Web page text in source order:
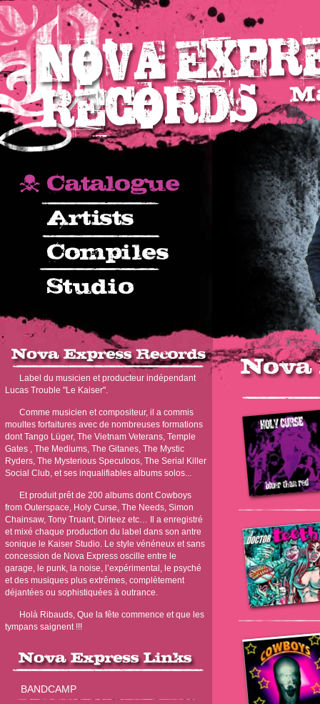
Label du musicien et producteur indépendant
Lucas Trouble "Le Kaiser".
Comme musicien et compositeur, il a commis
moultes forfaitures avec de nombreuses formations
dont Tango Lüger, The Vietnam Veterans, Temple
Gates , The Mediums, The Gitanes, The Mystic
Ryders, The Mysterious Speculoos, The Serial Killer
Social Club, et ses inqualifiables albums solos...
Et produit prêt de 200 albums dont Cowboys
from Outerspace, Holy Curse, The Needs, Simon
Chainsaw, Tony Truant, Dirteez etc… Il a enregistré
et mixé chaque production du label dans son antre
sonique le Kaiser Studio. Le style vénéneux et sans
concession de Nova Express oscille entre le
garage, le punk, la noise, l’expérimental, le psyché
et des musiques plus extrêmes, complètement
déjantées ou sophistiquées à outrance.
Holà Ribauds, Que la fête commence et que les
tympans saignent !!!
BANDCAMP